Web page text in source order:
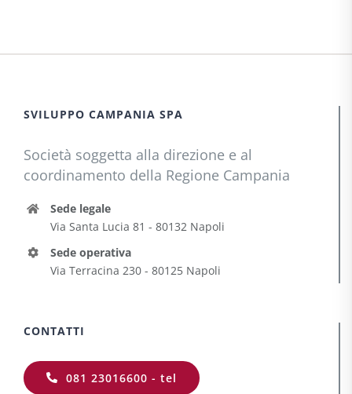
SVILUPPO CAMPANIA SPA
Società soggetta alla direzione e al
coordinamento della Regione Campania
Sede legale
Via Santa Lucia 81 - 80132 Napoli
Sede operativa
Via Terracina 230 - 80125 Napoli
CONTATTI
081 23016600 - tel